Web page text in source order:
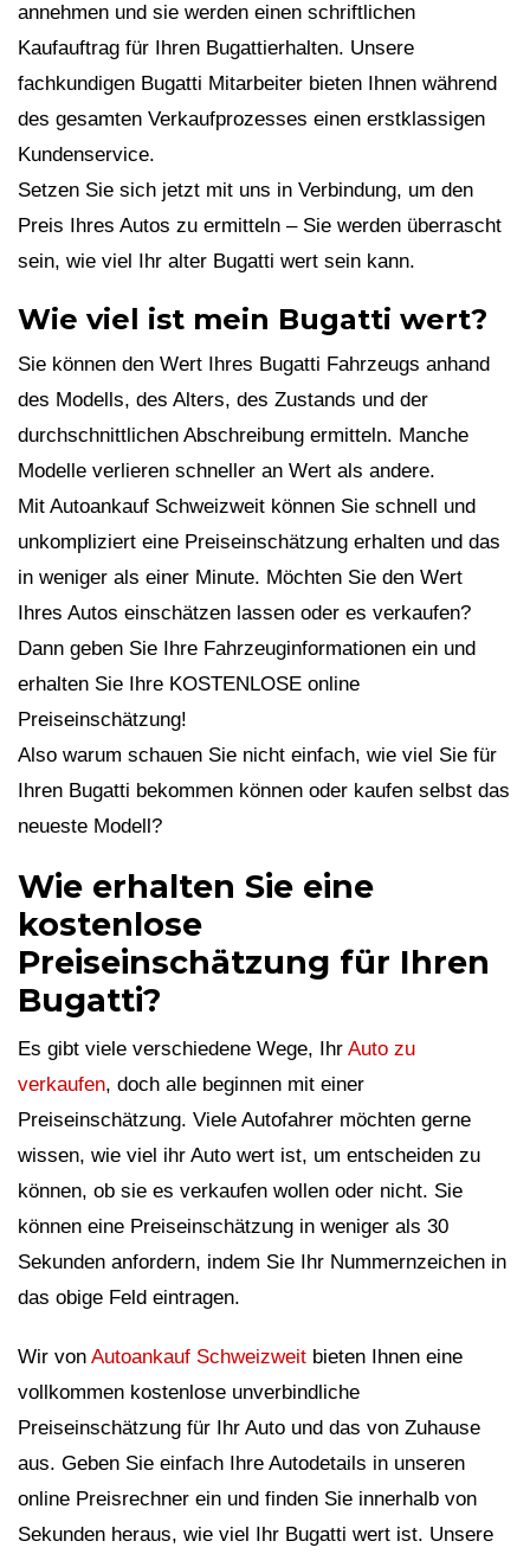
annehmen und sie werden einen schriftlichen
Kaufauftrag für Ihren Bugattierhalten. Unsere
fachkundigen Bugatti Mitarbeiter bieten Ihnen während
des gesamten Verkaufprozesses einen erstklassigen
Kundenservice.
Setzen Sie sich jetzt mit uns in Verbindung, um den
Preis Ihres Autos zu ermitteln – Sie werden überrascht
sein, wie viel Ihr alter Bugatti wert sein kann.
Wie viel ist mein Bugatti wert?
Sie können den Wert Ihres Bugatti Fahrzeugs anhand
des Modells, des Alters, des Zustands und der
durchschnittlichen Abschreibung ermitteln. Manche
Modelle verlieren schneller an Wert als andere.
Mit Autoankauf Schweizweit können Sie schnell und
unkompliziert eine Preiseinschätzung erhalten und das
in weniger als einer Minute. Möchten Sie den Wert
Ihres Autos einschätzen lassen oder es verkaufen?
Dann geben Sie Ihre Fahrzeuginformationen ein und
erhalten Sie Ihre KOSTENLOSE online
Preiseinschätzung!
Also warum schauen Sie nicht einfach, wie viel Sie für
Ihren Bugatti bekommen können oder kaufen selbst das
neueste Modell?
Wie erhalten Sie eine
kostenlose
Preiseinschätzung für Ihren
Bugatti?
Es gibt viele verschiedene Wege, Ihr Auto zu
verkaufen, doch alle beginnen mit einer
Preiseinschätzung. Viele Autofahrer möchten gerne
wissen, wie viel ihr Auto wert ist, um entscheiden zu
können, ob sie es verkaufen wollen oder nicht. Sie
können eine Preiseinschätzung in weniger als 30
Sekunden anfordern, indem Sie Ihr Nummernzeichen in
das obige Feld eintragen.
Wir von Autoankauf Schweizweit bieten Ihnen eine
vollkommen kostenlose unverbindliche
Preiseinschätzung für Ihr Auto und das von Zuhause
aus. Geben Sie einfach Ihre Autodetails in unseren
online Preisrechner ein und finden Sie innerhalb von
Sekunden heraus, wie viel Ihr Bugatti wert ist. Unsere